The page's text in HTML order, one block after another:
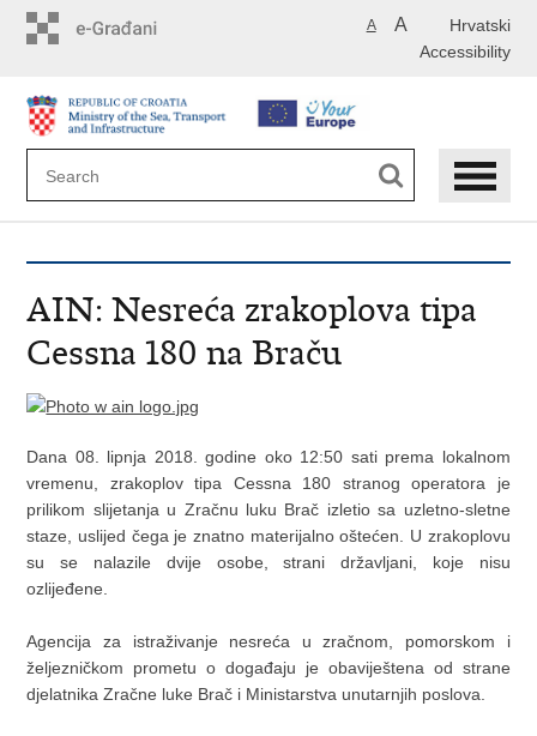
Hrvatski
A A
Accessibility
AIN: Nesreća zrakoplova tipa
Cessna 180 na Braču
Dana 08. lipnja 2018. godine oko 12:50 sati prema lokalnom
vremenu, zrakoplov tipa Cessna 180 stranog operatora je
prilikom slijetanja u Zračnu luku Brač izletio sa uzletno-sletne
staze, uslijed čega je znatno materijalno oštećen. U zrakoplovu
su se nalazile dvije osobe, strani državljani, koje nisu
ozlijeđene.
Agencija za istraživanje nesreća u zračnom, pomorskom i
željezničkom prometu o događaju je obaviještena od strane
djelatnika Zračne luke Brač i Ministarstva unutarnjih poslova.